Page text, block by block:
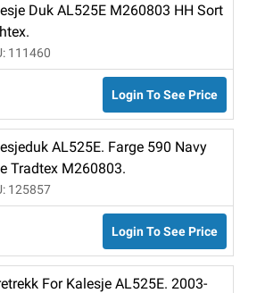
Duk AL525E M260803 HH Sort
111460
Login To See Price
AL525E. Farge 590 Navy
Tradtex M260803.
125857
Login To See Price
For Kalesje AL525E. 2003-